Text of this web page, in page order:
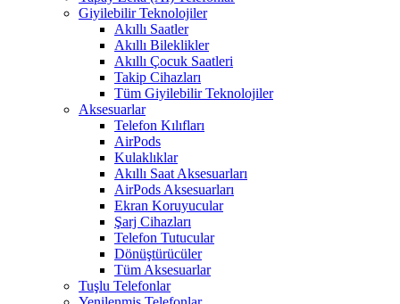
Giyilebilir Teknolojiler
Akıllı Saatler
Akıllı Bileklikler
Akıllı Çocuk Saatleri
Takip Cihazları
Tüm Giyilebilir Teknolojiler
Aksesuarlar
Telefon Kılıfları
AirPods
Kulaklıklar
Akıllı Saat Aksesuarları
AirPods Aksesuarları
Ekran Koruyucular
Şarj Cihazları
Telefon Tutucular
Dönüştürücüler
Tüm Aksesuarlar
Tuşlu Telefonlar